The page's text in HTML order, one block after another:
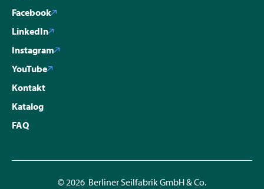
Facebook
LinkedIn
Instagram
YouTube
Kontakt
Katalog
FAQ
© 2026 Berliner Seilfabrik GmbH & Co.